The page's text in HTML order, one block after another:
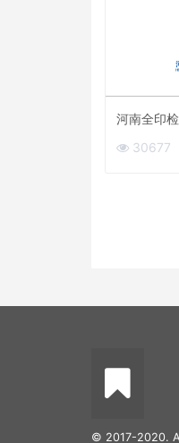
河南全印
30677
© 2017-2020.